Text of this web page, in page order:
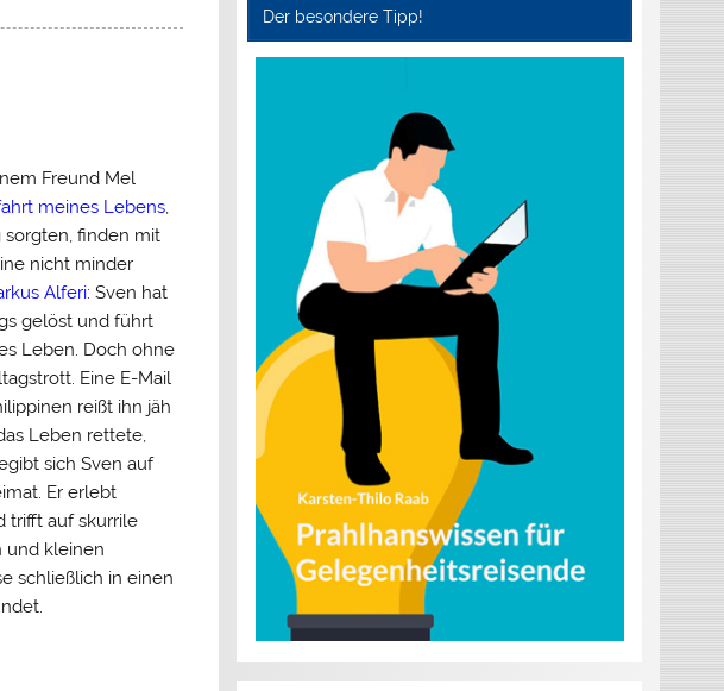
Freund Mel
meines Lebens,
sorgten, finden mit
nicht minder
Alferi: Sven hat
gelöst und führt
Leben. Doch ohne
Eine E-Mail
reißt ihn jäh
Leben rettete,
sich Sven auf
Er erlebt
trifft auf skurrile
und kleinen
schließlich in einen
Der besondere Tipp!